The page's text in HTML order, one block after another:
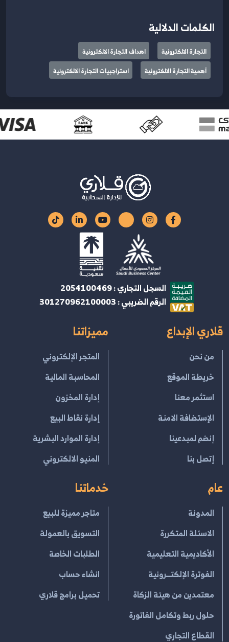
الكلمات الدلالية
التجارة الالكترونية
اهداف التجارة الالكترونية
أهمية التجارة الالكترونية
استراجبيات التجارة الالكترونية
السجل التجاري : 2054100469
الرقم الضريبي : 301270962100003
قلاري الإبداع
من نحن
خريطة الموقع
استثمر معنا
الإستضافة الامنة
إنضم لمبدعينا
إتصل بنا
مميزاتنا
المتجر الإلكتروني
المحاسبة المالية
إدارة المخزون
إدارة نقاط البيع
إدارة الموارد البشرية
المنيو الالكتروني
عام
المدونة
الاسئلة المتكررة
الأكاديمية التعليمية
الفوترة الإلكتــرونية
معتمدين من هيئة الزكاة
حلول ربط وتكامل الفاتورة
القطاع التجاري
خدماتنا
متاجر مميزة للبيع
التسويق بالعمولة
الطلبات الخاصة
انشاء حساب
تحميل برامج قلاري